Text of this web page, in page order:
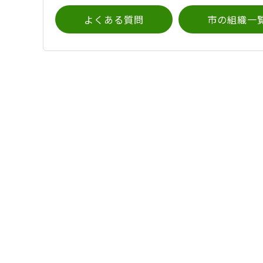
よくある質問 市の組織一